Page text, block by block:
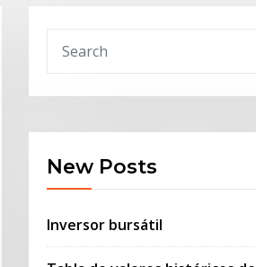
New Posts
Inversor bursátil